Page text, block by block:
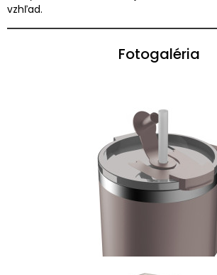
vzhľad.
Fotogaléria